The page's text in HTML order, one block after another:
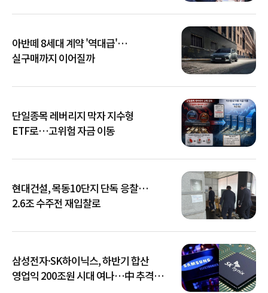
아반떼 8세대 계약 '역대급'…
실구매까지 이어질까
단일종목 레버리지 막자 지수형
ETF로…고위험 자금 이동
현대건설, 목동10단지 단독 응찰…
2.6조 수주전 재입찰로
삼성전자·SK하이닉스, 하반기 합산
영업익 200조원 시대 여나…中 추격은